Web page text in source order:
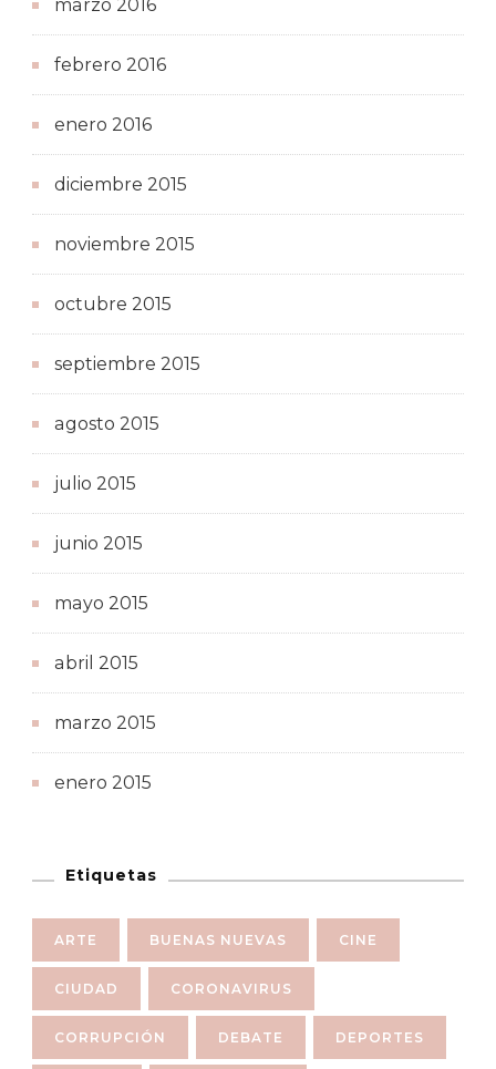
marzo 2016
febrero 2016
enero 2016
diciembre 2015
noviembre 2015
octubre 2015
septiembre 2015
agosto 2015
julio 2015
junio 2015
mayo 2015
abril 2015
marzo 2015
enero 2015
Etiquetas
ARTE BUENAS NUEVAS CINE
CIUDAD CORONAVIRUS
CORRUPCIÓN DEBATE DEPORTES